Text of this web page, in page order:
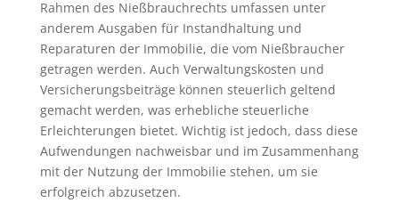
Rahmen des Nießbrauchrechts umfassen unter
anderem Ausgaben für Instandhaltung und
Reparaturen der Immobilie, die vom Nießbraucher
getragen werden. Auch Verwaltungskosten und
Versicherungsbeiträge können steuerlich geltend
gemacht werden, was erhebliche steuerliche
Erleichterungen bietet. Wichtig ist jedoch, dass diese
Aufwendungen nachweisbar und im Zusammenhang
mit der Nutzung der Immobilie stehen, um sie
erfolgreich abzusetzen.